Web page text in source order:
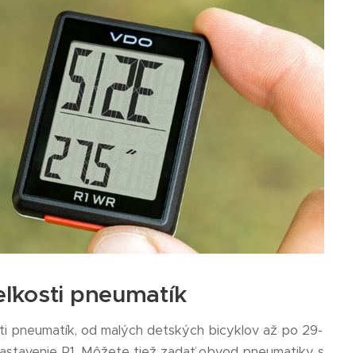
pneumatík
pneumatík, od malých detských bicyklov až po 29-